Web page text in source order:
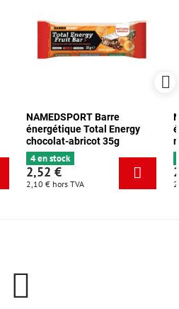
NAMEDSPORT Barre
énergétique Total Energy
chocolat-abricot 35g
4 en stock
2,52 €
2,10 € hors TVA